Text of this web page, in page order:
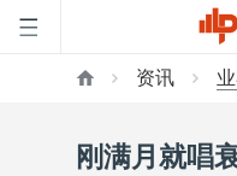
资讯
刚满月就唱